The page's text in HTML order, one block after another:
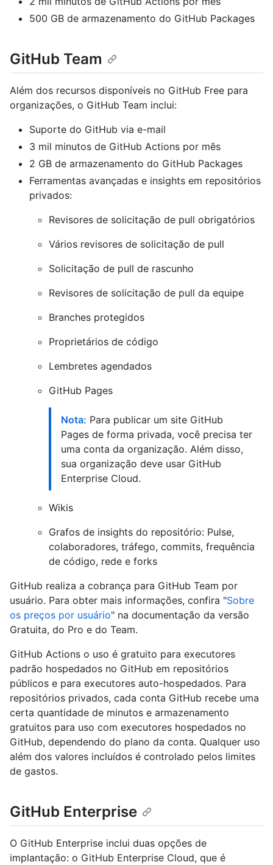
500 GB de armazenamento do GitHub Packages
GitHub Team
Além dos recursos disponíveis no GitHub Free para
organizações, o GitHub Team inclui:
Suporte do GitHub via e-mail
3 mil minutos de GitHub Actions por mês
2 GB de armazenamento do GitHub Packages
Ferramentas avançadas e insights em repositórios
privados:
Revisores de solicitação de pull obrigatórios
Vários revisores de solicitação de pull
Solicitação de pull de rascunho
Revisores de solicitação de pull da equipe
Branches protegidos
Proprietários de código
Lembretes agendados
GitHub Pages
Nota: Para publicar um site GitHub
Pages de forma privada, você precisa ter
uma conta da organização. Além disso,
sua organização deve usar GitHub
Enterprise Cloud.
Wikis
Grafos de insights do repositório: Pulse,
colaboradores, tráfego, commits, frequência
de código, rede e forks
GitHub realiza a cobrança para GitHub Team por
usuário. Para obter mais informações, confira "Sobre
os preços por usuário" na documentação da versão
Gratuita, do Pro e do Team.
GitHub Actions o uso é gratuito para executores
padrão hospedados no GitHub em repositórios
públicos e para executores auto-hospedados. Para
repositórios privados, cada conta GitHub recebe uma
certa quantidade de minutos e armazenamento
gratuitos para uso com executores hospedados no
GitHub, dependendo do plano da conta. Qualquer uso
além dos valores incluídos é controlado pelos limites
de gastos.
GitHub Enterprise
O GitHub Enterprise inclui duas opções de
implantação: o GitHub Enterprise Cloud, que é